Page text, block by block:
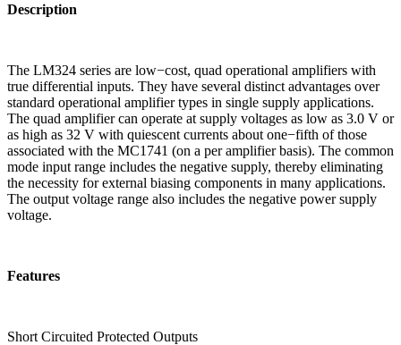
Description
The LM324 series are low−cost, quad operational amplifiers with
true differential inputs. They have several distinct advantages over
standard operational amplifier types in single supply applications.
The quad amplifier can operate at supply voltages as low as 3.0 V or
as high as 32 V with quiescent currents about one−fifth of those
associated with the MC1741 (on a per amplifier basis). The common
mode input range includes the negative supply, thereby eliminating
the necessity for external biasing components in many applications.
The output voltage range also includes the negative power supply
voltage.
Features
Short Circuited Protected Outputs